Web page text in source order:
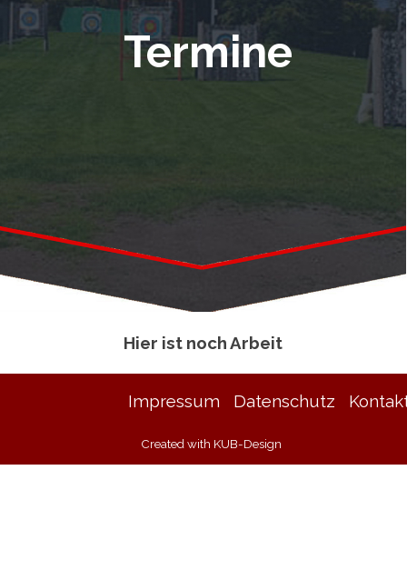
Termine
Hier ist noch Arbeit
Created with KUB-Design
Impressum Datenschutz